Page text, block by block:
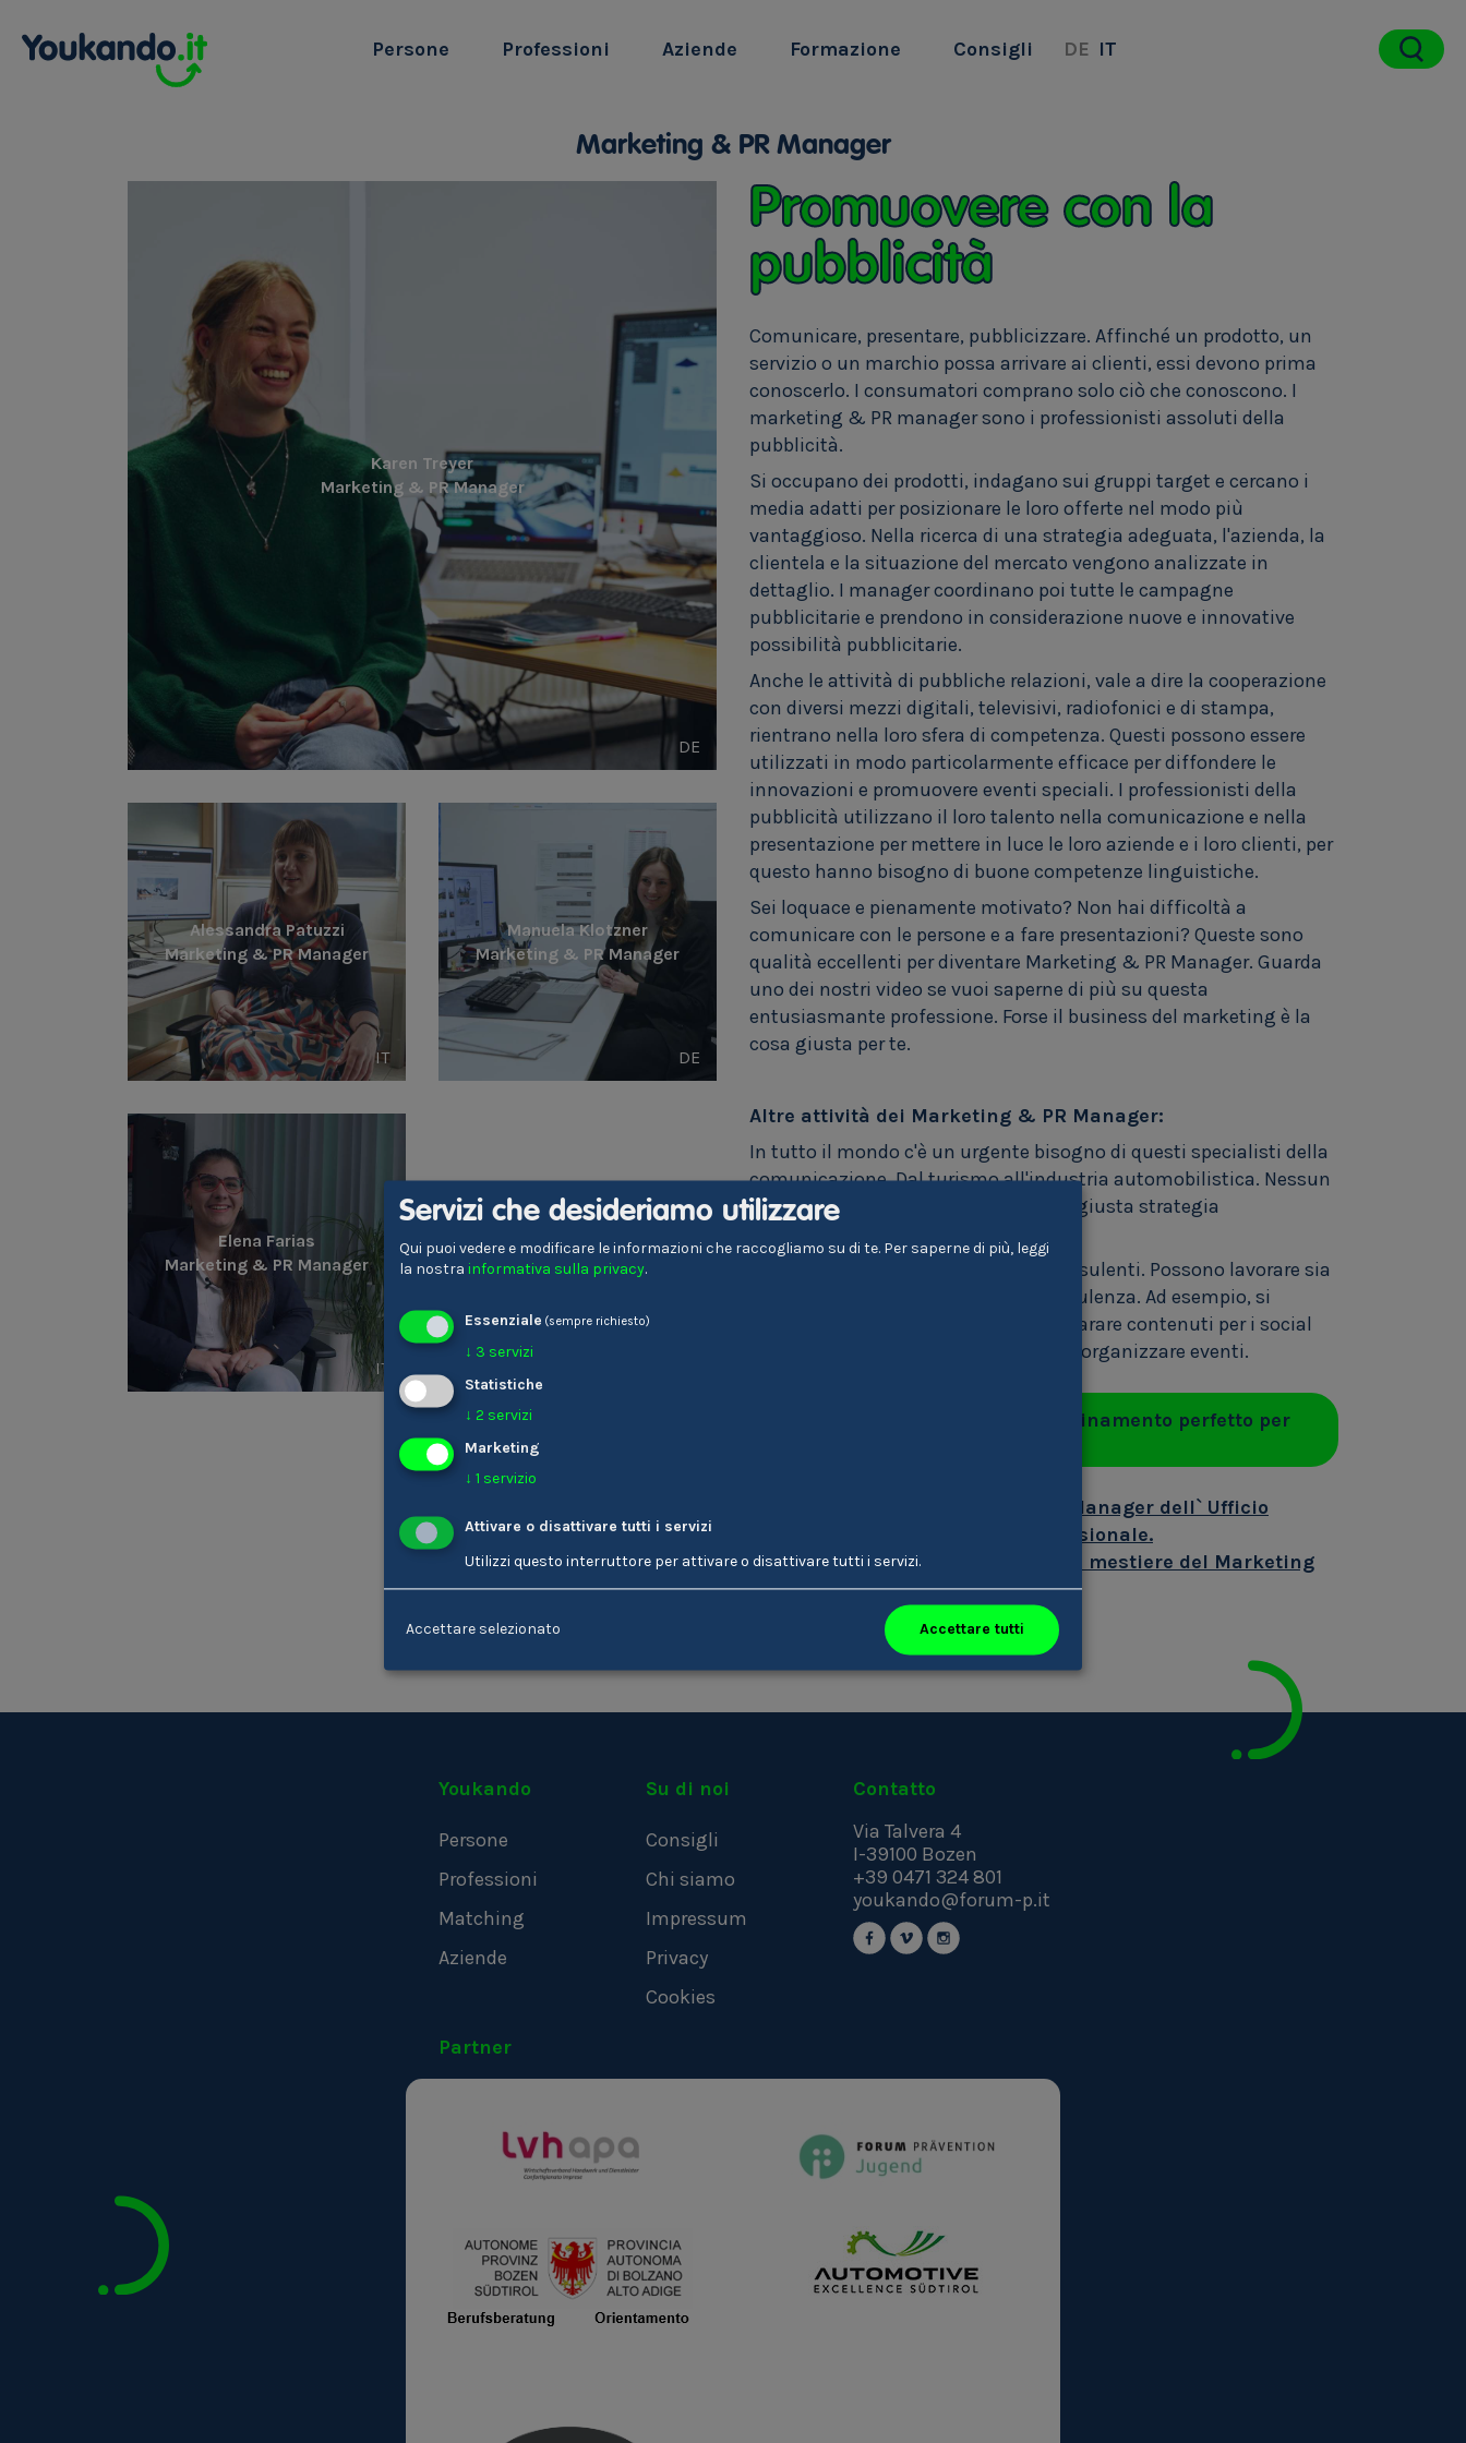
Persone Professioni Aziende Formazione Consigli DE IT
Marketing & PR Manager
Promuovere con la
pubblicità
Comunicare, presentare, pubblicizzare. Affinché un prodotto, un
servizio o un marchio possa arrivare ai clienti, essi devono prima
conoscerlo. I consumatori comprano solo ciò che conoscono. I
marketing & PR manager sono i professionisti assoluti della
pubblicità.
Si occupano dei prodotti, indagano sui gruppi target e cercano i
media adatti per posizionare le loro offerte nel modo più
vantaggioso. Nella ricerca di una strategia adeguata, l'azienda, la
clientela e la situazione del mercato vengono analizzate in
dettaglio. I manager coordinano poi tutte le campagne
pubblicitarie e prendono in considerazione nuove e innovative
possibilità pubblicitarie.
Anche le attività di pubbliche relazioni, vale a dire la cooperazione
con diversi mezzi digitali, televisivi, radiofonici e di stampa,
rientrano nella loro sfera di competenza. Questi possono essere
utilizzati in modo particolarmente efficace per diffondere le
innovazioni e promuovere eventi speciali. I professionisti della
pubblicità utilizzano il loro talento nella comunicazione e nella
presentazione per mettere in luce le loro aziende e i loro clienti, per
questo hanno bisogno di buone competenze linguistiche.
Sei loquace e pienamente motivato? Non hai difficoltà a
comunicare con le persone e a fare presentazioni? Queste sono
qualità eccellenti per diventare Marketing & PR Manager. Guarda
uno dei nostri video se vuoi saperne di più su questa
entusiasmante professione. Forse il business del marketing è la
cosa giusta per te.
Altre attività dei Marketing & PR Manager:
In tutto il mondo c'è un urgente bisogno di questi specialisti della
comunicazione. Dal turismo all'industria automobilistica. Nessun
marchio può durare a lungo senza la giusta strategia
Sono anche molto richiesti come consulenti. Possono lavorare sia
in proprio che per una società di consulenza. Ad esempio, si
occupano di aggiornare siti web, preparare contenuti per i social
media, scrivere comunicati stampa o organizzare eventi.
Prova subito a trovare l'abbinamento perfetto per
Informazioni su Marketing & PR Manager dell` Ufficio
Orientamento scolastico & professionale.
Offerte di lavoro su eJob relative al mestiere del Marketing
& PR Manager
Karen Treyer
Marketing & PR Manager
DE
Alessandra Patuzzi
Marketing & PR Manager
IT
Manuela Klotzner
Marketing & PR Manager
DE
Elena Farias
Marketing & PR Manager
IT
Youkando
Persone
Professioni
Matching
Aziende
Su di noi
Consigli
Chi siamo
Impressum
Privacy
Cookies
Contatto
Via Talvera 4
I-39100 Bozen
+39 0471 324 801
youkando@forum-p.it
Partner
Servizi che desideriamo utilizzare
Qui puoi vedere e modificare le informazioni che raccogliamo su di te. Per saperne di più, leggi
la nostra informativa sulla privacy.
Essenziale (sempre richiesto)
↓ 3 servizi
Statistiche
↓ 2 servizi
Marketing
↓ 1 servizio
Attivare o disattivare tutti i servizi
Utilizzi questo interruttore per attivare o disattivare tutti i servizi.
Accettare selezionato Accettare tutti